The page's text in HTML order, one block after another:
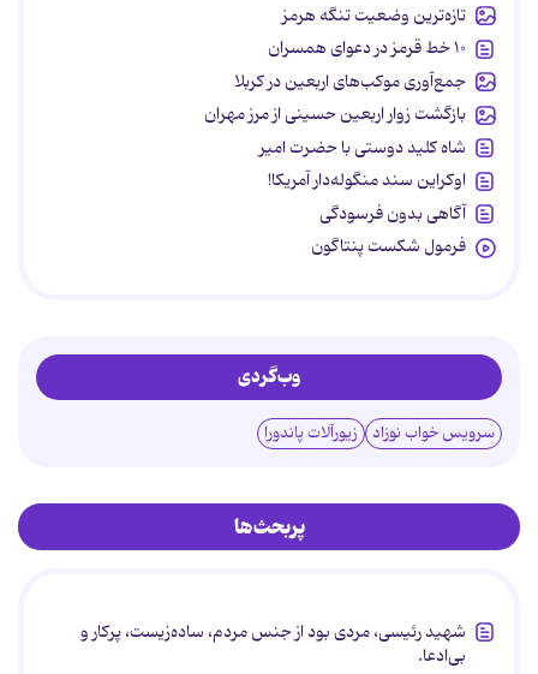
تازه‌ترین وضعیت تنگه هرمز
۱۰ خط قرمز در دعوای همسران
جمع‌آوری موکب‌های اربعین در کربلا
بازگشت زوار اربعین حسینی از مرز مهران
شاه کلید دوستی با حضرت امیر
اوکراین سند منگوله‌دار آمریکا!
آگاهی بدون فرسودگی
فرمول شکست پنتاگون
وب‌گردی
سرویس خواب نوزاد زیورآلات پاندورا
پربحث‌ها
شهید رئیسی، مردی بود از جنس مردم، ساده‌زیست، پرکار و
بی‌ادعا.